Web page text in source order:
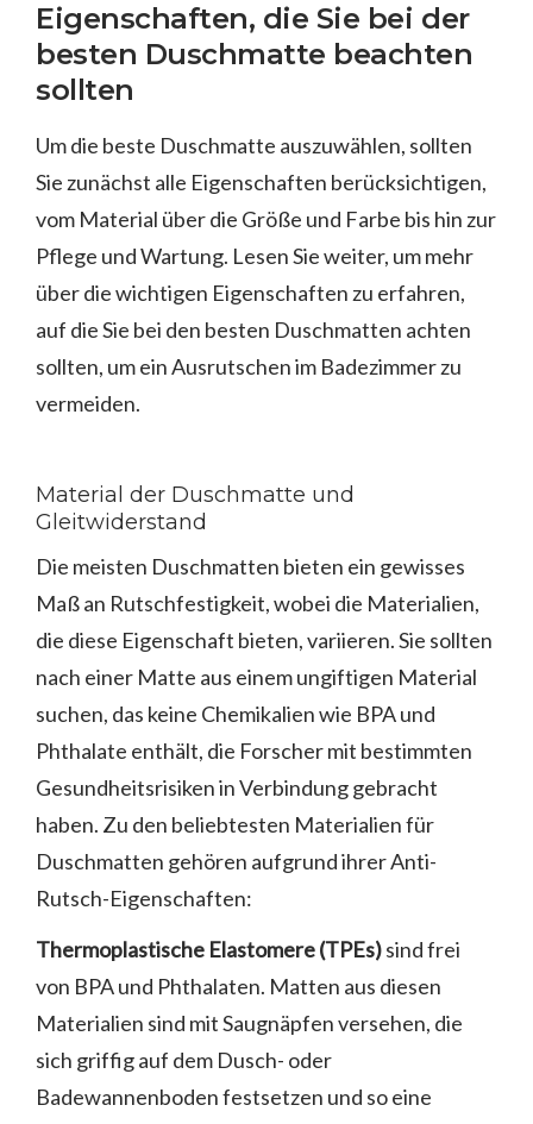
Eigenschaften, die Sie bei der
besten Duschmatte beachten
sollten
Um die beste Duschmatte auszuwählen, sollten
Sie zunächst alle Eigenschaften berücksichtigen,
vom Material über die Größe und Farbe bis hin zur
Pflege und Wartung. Lesen Sie weiter, um mehr
über die wichtigen Eigenschaften zu erfahren,
auf die Sie bei den besten Duschmatten achten
sollten, um ein Ausrutschen im Badezimmer zu
vermeiden.
Material der Duschmatte und
Gleitwiderstand
Die meisten Duschmatten bieten ein gewisses
Maß an Rutschfestigkeit, wobei die Materialien,
die diese Eigenschaft bieten, variieren. Sie sollten
nach einer Matte aus einem ungiftigen Material
suchen, das keine Chemikalien wie BPA und
Phthalate enthält, die Forscher mit bestimmten
Gesundheitsrisiken in Verbindung gebracht
haben. Zu den beliebtesten Materialien für
Duschmatten gehören aufgrund ihrer Anti-
Rutsch-Eigenschaften:
Thermoplastische Elastomere (TPEs)sind frei
von BPA und Phthalaten. Matten aus diesen
Materialien sind mit Saugnäpfen versehen, die
sich griffig auf dem Dusch- oder
Badewannenboden festsetzen und so eine